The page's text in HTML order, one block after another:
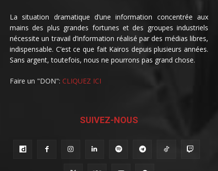
La situation dramatique d’une information concentrée aux
mains des plus grandes fortunes et des groupes industriels
nécessite un travail d’information réalisé par des médias libres,
indispensable. C’est ce que fait Kairos depuis plusieurs années.
Sans argent, toutefois, nous ne pourrons pas grand chose.
Faire un "DON": CLIQUEZ ICI
SUIVEZ-NOUS